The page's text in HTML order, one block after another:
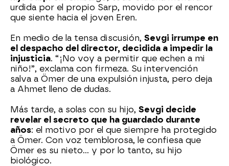
urdida por el propio Sarp, movido por el rencor
que siente hacia el joven Eren.
En medio de la tensa discusión, Sevgi irrumpe en
el despacho del director, decidida a impedir la
injusticia. “¡No voy a permitir que echen a mi
niño!”, exclama con firmeza. Su intervención
salva a Ömer de una expulsión injusta, pero deja
a Ahmet lleno de dudas.
Más tarde, a solas con su hijo, Sevgi decide
revelar el secreto que ha guardado durante
años: el motivo por el que siempre ha protegido
a Ömer. Con voz temblorosa, le confiesa que
Ömer es su nieto… y por lo tanto, su hijo
biológico.